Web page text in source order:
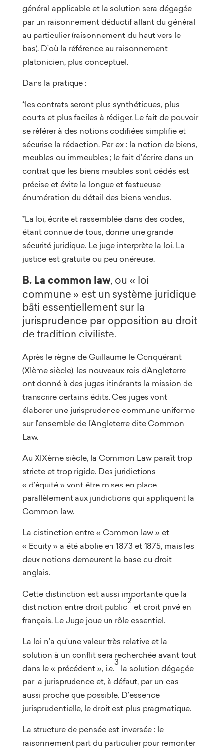
général applicable et la solution sera dégagée
par un raisonnement déductif allant du général
au particulier (raisonnement du haut vers le
bas). D’où la référence au raisonnement
platonicien, plus conceptuel.
Dans la pratique :
*les contrats seront plus synthétiques, plus
courts et plus faciles à rédiger. Le fait de pouvoir
se référer à des notions codifiées simplifie et
sécurise la rédaction. Par ex : la notion de biens,
meubles ou immeubles ; le fait d’écrire dans un
contrat que les biens meubles sont cédés est
précise et évite la longue et fastueuse
énumération du détail des biens vendus.
*La loi, écrite et rassemblée dans des codes,
étant connue de tous, donne une grande
sécurité juridique. Le juge interprète la loi. La
justice est gratuite ou peu onéreuse.
B. La common law, ou « loi
commune » est un système juridique
bâti essentiellement sur la
jurisprudence par opposition au droit
de tradition civiliste.
Après le règne de Guillaume le Conquérant
(XIème siècle), les nouveaux rois d’Angleterre
ont donné à des juges itinérants la mission de
transcrire certains édits. Ces juges vont
élaborer une jurisprudence commune uniforme
sur l’ensemble de l’Angleterre dite Common
Law.
Au XIXème siècle, la Common Law paraît trop
stricte et trop rigide. Des juridictions
« d’équité » vont être mises en place
parallèlement aux juridictions qui appliquent la
Common law.
La distinction entre « Common law » et
« Equity » a été abolie en 1873 et 1875, mais les
deux notions demeurent la base du droit
anglais.
Cette distinction est aussi importante que la
distinction entre droit public
2
et droit privé en
français. Le Juge joue un rôle essentiel.
La loi n’a qu’une valeur très relative et la
solution à un conflit sera recherchée avant tout
dans le « précédent », i.e.
3
la solution dégagée
par la jurisprudence et, à défaut, par un cas
aussi proche que possible. D’essence
jurisprudentielle, le droit est plus pragmatique.
La structure de pensée est inversée : le
raisonnement part du particulier pour remonter